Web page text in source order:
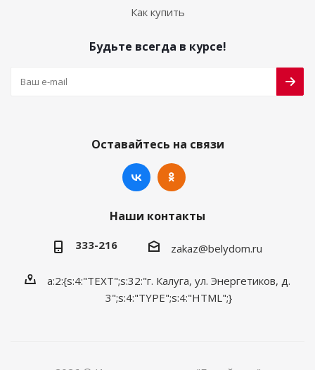
Как купить
Будьте всегда в курсе!
Оставайтесь на связи
Наши контакты
333-216 zakaz@belydom.ru
a:2:{s:4:"TEXT";s:32:"г. Калуга, ул. Энергетиков, д.
3";s:4:"TYPE";s:4:"HTML";}